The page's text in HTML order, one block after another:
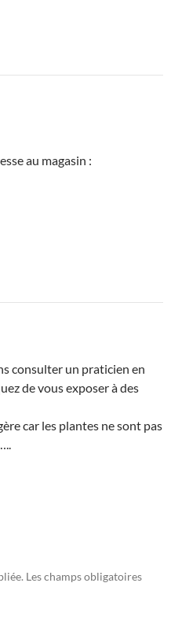
au magasin :
consulter un praticien en
de vous exposer à des
car les plantes ne sont pas
Les champs obligatoires